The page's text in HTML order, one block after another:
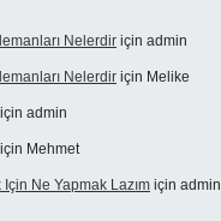
Nelerdir için admin
Nelerdir için Melike
için admin
için Mehmet
Ne Yapmak Lazım için admin